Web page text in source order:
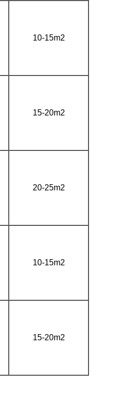
10-15m2
15-20m2
20-25m2
10-15m2
15-20m2